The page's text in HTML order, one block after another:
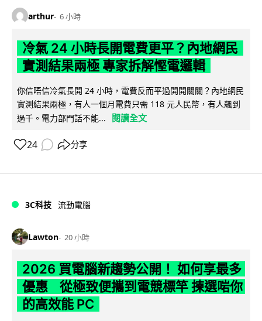
arthur 6 小時
冷氣 24 小時長開電費更平？內地網民
實測結果兩極 專家拆解慳電邏輯
你信唔信冷氣長開 24 小時，電費反而平過開開關關？內地網民
實測結果兩極，有人一個月電費只需 118 元人民幣，有人飆到
過千。電力部門話不能...
閱讀全文
24 分享
3C科技 流動電腦
Lawton 20 小時
2026 買電腦新趨勢公開！ 如何享最多
優惠 從極致便攜到電競標竿 揀選啱你
的高效能 PC